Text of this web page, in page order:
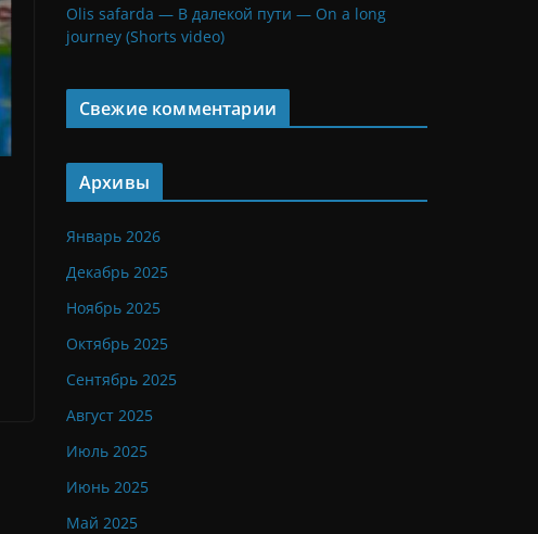
Olis safarda — В далекой пути — On a long
journey (Shorts video)
Свежие комментарии
Архивы
Январь 2026
Декабрь 2025
Ноябрь 2025
Октябрь 2025
Сентябрь 2025
Август 2025
Июль 2025
Июнь 2025
Май 2025